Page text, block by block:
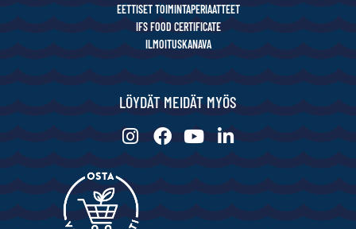
EETTISET TOIMINTAPERIAATTEET
IFS FOOD CERTIFICATE
ILMOITUSKANAVA
LÖYDÄT MEIDÄT MYÖS